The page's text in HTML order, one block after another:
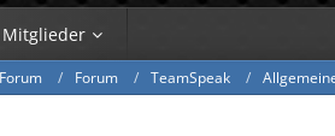
Mitglieder
Forum TeamSpeak